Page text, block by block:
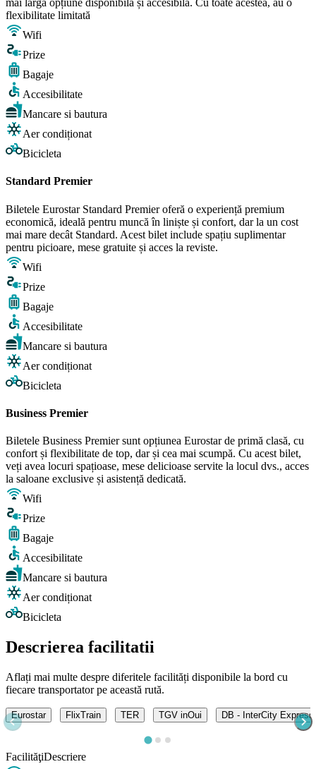
mai largă opțiune disponibilă și accesibilă. Cu toate acestea, au o
flexibilitate limitată
Wifi
Prize
Bagaje
Accesibilitate
Mancare si bautura
Aer condiționat
Bicicleta
Standard Premier
Biletele Eurostar Standard Premier oferă o experiență premium
economică, ideală pentru muncă în liniște și confort, dar la un cost
mai mare decât Standard. Acest bilet include spațiu suplimentar
pentru picioare, mese gratuite și acces la reviste.
Wifi
Prize
Bagaje
Accesibilitate
Mancare si bautura
Aer condiționat
Bicicleta
Business Premier
Biletele Business Premier sunt opțiunea Eurostar de primă clasă, cu
confort și flexibilitate de top, dar și cea mai scumpă. Cu acest bilet,
veți avea locuri spațioase, mese delicioase servite la locul dvs., acces
la saloane exclusive și asistență dedicată.
Wifi
Prize
Bagaje
Accesibilitate
Mancare si bautura
Aer condiționat
Bicicleta
Descrierea facilitatii
Aflați mai multe despre diferitele facilități disponibile la bord cu
fiecare transportator pe această rută.
Eurostar FlixTrain TER TGV inOui DB - InterCity Express
FacilităţiDescriere